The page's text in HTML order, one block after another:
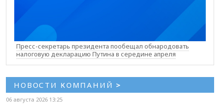
Пресс-секретарь президента пообещал обнародовать
налоговую декларацию Путина в середине апреля
НОВОСТИ КОМПАНИЙ >
06 августа 2026 13:25